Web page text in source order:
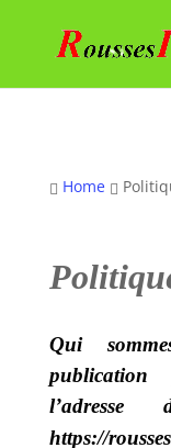
 Home 
Qui
l
https://